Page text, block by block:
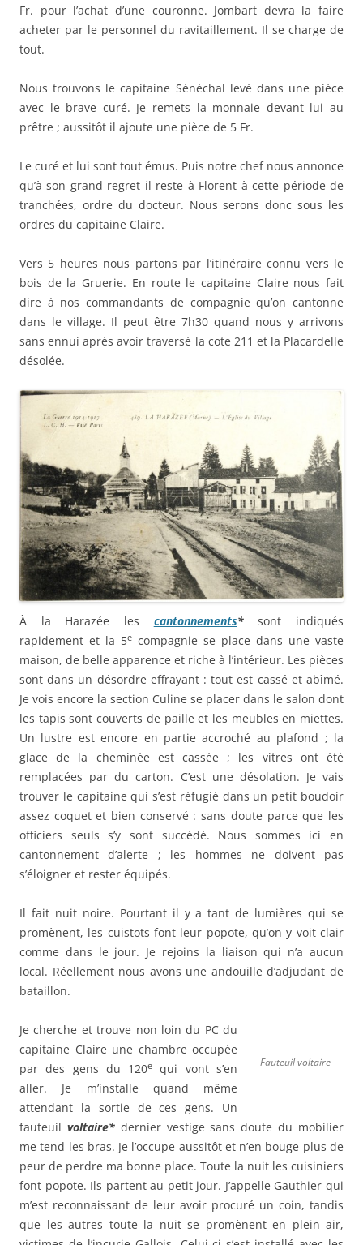
Fr. pour l’achat d’une couronne. Jombart devra la faire
acheter par le personnel du ravitaillement. Il se charge de
tout.
Nous trouvons le capitaine Sénéchal levé dans une pièce
avec le brave curé. Je remets la monnaie devant lui au
prêtre ; aussitôt il ajoute une pièce de 5 Fr.
Le curé et lui sont tout émus. Puis notre chef nous annonce
qu’à son grand regret il reste à Florent à cette période de
tranchées, ordre du docteur. Nous serons donc sous les
ordres du capitaine Claire.
Vers 5 heures nous partons par l’itinéraire connu vers le
bois de la Gruerie. En route le capitaine Claire nous fait
dire à nos commandants de compagnie qu’on cantonne
dans le village. Il peut être 7h30 quand nous y arrivons
sans ennui après avoir traversé la cote 211 et la Placardelle
désolée.
À la Harazée les cantonnements*
sont indiqués
rapidement et la 5e compagnie se place dans une vaste
maison, de belle apparence et riche à l’intérieur. Les pièces
sont dans un désordre effrayant : tout est cassé et abîmé.
Je vois encore la section Culine se placer dans le salon dont
les tapis sont couverts de paille et les meubles en miettes.
Un lustre est encore en partie accroché au plafond ; la
glace de la cheminée est cassée ; les vitres ont été
remplacées par du carton. C’est une désolation. Je vais
trouver le capitaine qui s’est réfugié dans un petit boudoir
assez coquet et bien conservé : sans doute parce que les
officiers seuls s’y sont succédé. Nous sommes ici en
cantonnement d’alerte ; les hommes ne doivent pas
s’éloigner et rester équipés.
Il fait nuit noire. Pourtant il y a tant de lumières qui se
promènent, les cuistots font leur popote, qu’on y voit clair
comme dans le jour. Je rejoins la liaison qui n’a aucun
local. Réellement nous avons une andouille d’adjudant de
bataillon.
Fauteuil voltaire
Je cherche et trouve non loin du PC du
capitaine Claire une chambre occupée
par des gens du 120e
qui vont s’en
aller. Je m’installe quand même
attendant la sortie de ces gens. Un
fauteuil voltaire* dernier vestige sans doute du mobilier
me tend les bras. Je l’occupe aussitôt et n’en bouge plus de
peur de perdre ma bonne place. Toute la nuit les cuisiniers
font popote. Ils partent au petit jour. J’appelle Gauthier qui
m’est reconnaissant de leur avoir procuré un coin, tandis
que les autres toute la nuit se promènent en plein air,